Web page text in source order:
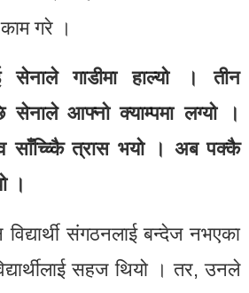
गरे ।
गाडीमा हाल्यो । तीन
सेनाले आफ्नो क्याम्पमा लग्यो ।
साँच्च्किै त्रास भयो । अब पक्कै
।
विद्यार्थी संगठनलाई बन्देज नभएका
सहज थियो । तर, उनले